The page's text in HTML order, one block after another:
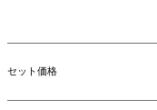
セット価格